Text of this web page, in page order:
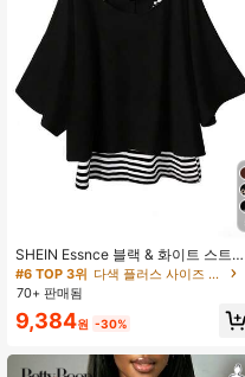
SHEIN Essnce 블랙 & 화이트 스트라
이프 대비 프린트 루즈핏 플러스 사이
즈 여성 2개 세트 민소매 상의 & 반소
매 상의, 캐주얼 여름
#6 TOP 3위
다색 플러스 사이즈 공동 주문
70+ 판매됨
9,384원 -30%